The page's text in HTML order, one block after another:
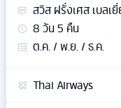
สวิส ฝรั่งเศส เบลเ
8วัน5 คืน
ต.ค. / พ.ย. / ธ.ค.
Thai Airways